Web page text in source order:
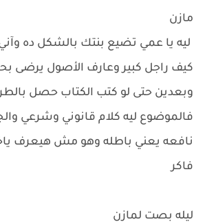
مازن
ليه يا عمي تضيع بنتك بالشكل ده
كيف راجل كبير وعارف الأصول يرضى
وبعدين حتى لو كتب الكتاب حصل
فالموضوع ليه كلام قانوني وشرعي
نافعه يعني باطله وهو مش هيعرف
فاكر
ليله بصت لمازن